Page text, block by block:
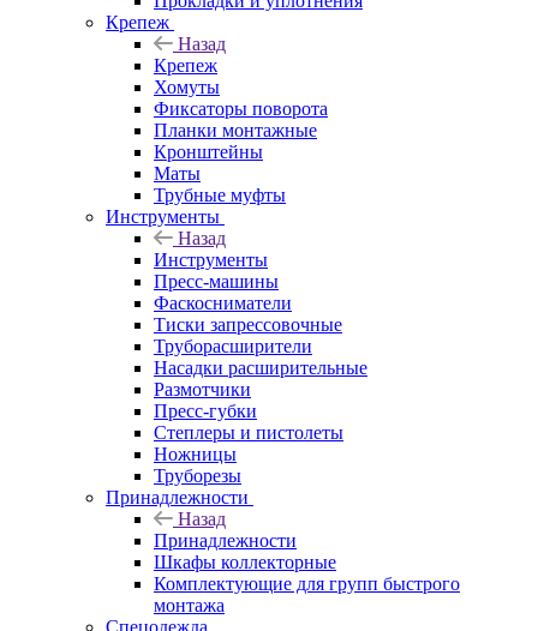
Крепеж
Назад
Крепеж
Хомуты
Фиксаторы поворота
Планки монтажные
Кронштейны
Маты
Трубные муфты
Инструменты
Назад
Инструменты
Пресс-машины
Фаскосниматели
Тиски запрессовочные
Труборасширители
Насадки расширительные
Размотчики
Пресс-губки
Степлеры и пистолеты
Ножницы
Труборезы
Принадлежности
Назад
Принадлежности
Шкафы коллекторные
Комплектующие для групп быстрого
монтажа
Спецодежда